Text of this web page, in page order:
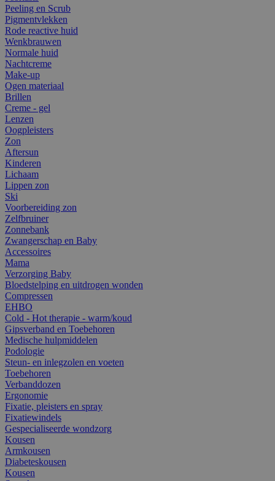
Peeling en Scrub
Pigmentvlekken
Rode reactive huid
Wenkbrauwen
Normale huid
Nachtcreme
Make-up
Ogen materiaal
Brillen
Creme - gel
Lenzen
Oogpleisters
Zon
Aftersun
Kinderen
Lichaam
Lippen zon
Ski
Voorbereiding zon
Zelfbruiner
Zonnebank
Zwangerschap en Baby
Accessoires
Mama
Verzorging Baby
Bloedstelping en uitdrogen wonden
Compressen
EHBO
Cold - Hot therapie - warm/koud
Gipsverband en Toebehoren
Medische hulpmiddelen
Podologie
Steun- en inlegzolen en voeten
Toebehoren
Verbanddozen
Ergonomie
Fixatie, pleisters en spray
Fixatiewindels
Gespecialiseerde wondzorg
Kousen
Armkousen
Diabeteskousen
Kousen